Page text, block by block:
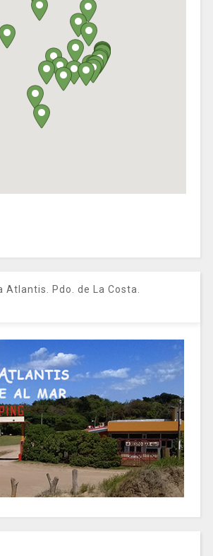
Atlantis. Pdo. de La Costa.